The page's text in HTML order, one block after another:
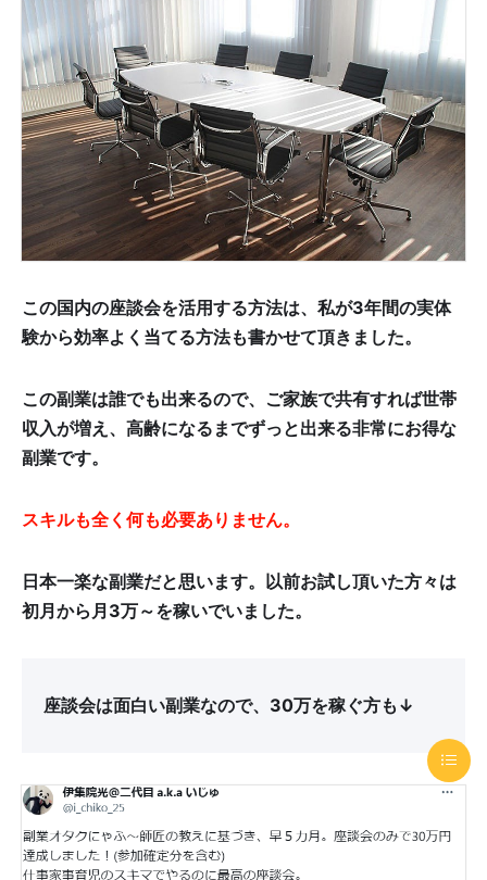
この国内の座談会を活用する方法は、私が3年間の実体
験から効率よく当てる方法も書かせて頂きました。
この副業は誰でも出来るので、ご家族で共有すれば世帯
収入が増え、高齢になるまでずっと出来る非常にお得な
副業です。
スキルも全く何も必要ありません。
日本一楽な副業だと思います。 以前お試し頂いた方々は
初月から月3万～を稼いでいました。
座談会は面白い副業なので、30万を稼ぐ方も↓